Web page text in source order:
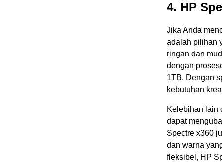
4. HP
Jika Anda
adalah pilihan
ringan dan
dengan
1TB. Dengan
kebutuhan
Kelebihan lain
dapat
Spectre x360
dan warna
fleksibel, HP